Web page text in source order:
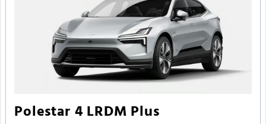
Polestar 4 LRDM Plus